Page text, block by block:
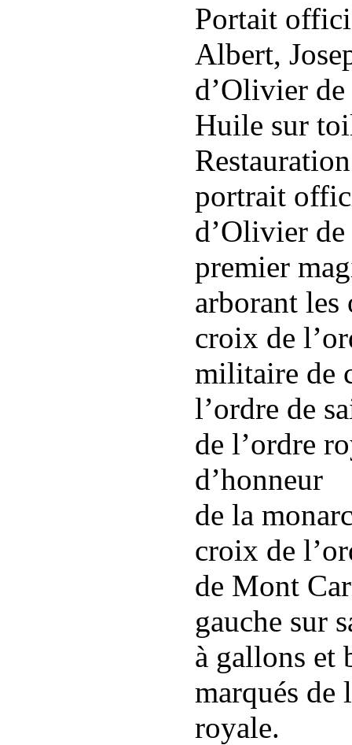
Portait
Albert,
d’Olivier de
Huile sur
portrait
d’Olivier de
premier
arborant
croix de
militaire de
l’ordre de
de l’ordre
d’honneur
de la
croix de
de Mont
gauche sur
à gallons et
marqués de
royale.